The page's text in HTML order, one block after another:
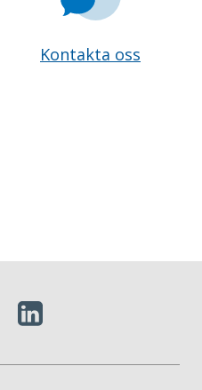
Kontakta oss